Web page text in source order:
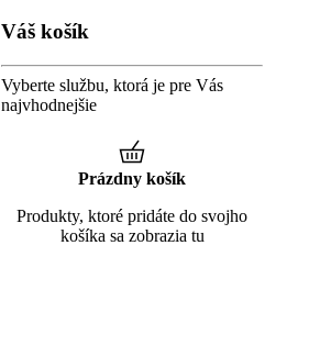
Váš košík
Vyberte službu, ktorá je pre Vás
najvhodnejšie
Prázdny košík
Produkty, ktoré pridáte do svojho
košíka sa zobrazia tu